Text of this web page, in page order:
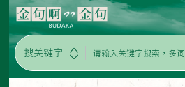
搜关键字